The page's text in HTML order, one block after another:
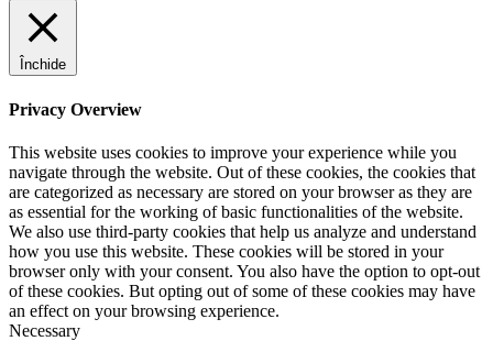
Închide
Privacy Overview
This website uses cookies to improve your experience while you
navigate through the website. Out of these cookies, the cookies that
are categorized as necessary are stored on your browser as they are
as essential for the working of basic functionalities of the website.
We also use third-party cookies that help us analyze and understand
how you use this website. These cookies will be stored in your
browser only with your consent. You also have the option to opt-out
of these cookies. But opting out of some of these cookies may have
an effect on your browsing experience.
Necessary